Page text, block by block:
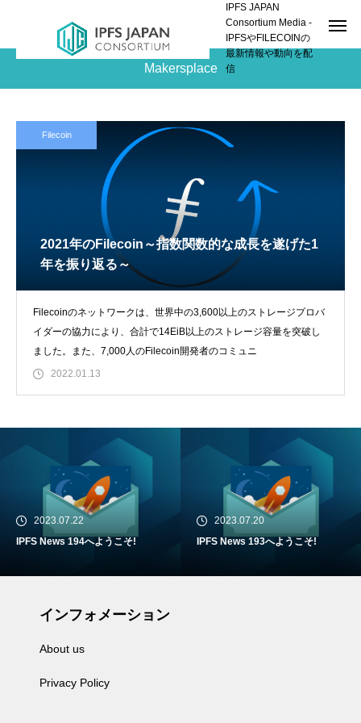
IPFS JAPAN
Consortium Media -
IPFSやFILECOINの
最新情報や動向を配
信
Makersplace
Filecoin
2021年のFilecoin～指数関数的な成長を遂げた1
年を振り返る～
Filecoinのネットワークは、世界中の3,600以上のストレージプロバ
イダーの協力により、合計で14EiB以上のストレージ容量を突破し
ました。また、7,000人のFilecoin開発者のコミュニ
2022.01.13
2023.07.22
IPFS News 194へようこそ!
2023.07.20
IPFS News 193へようこそ!
インフォメーション
About us
Privacy Policy